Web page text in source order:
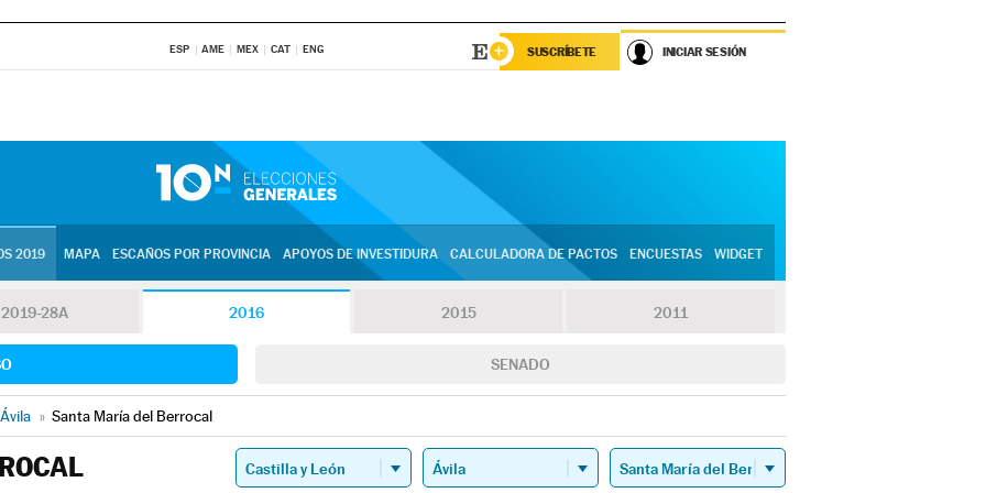
ESP AME MEX CAT ENG SUSCRÍBETE INICIAR SESIÓN
2019 MAPA ESCAÑOS POR PROVINCIA APOYOS DE INVESTIDURA CALCULADORA DE PACTOS ENCUESTAS WIDGET
2019-28A 2016 2015 2011
SENADO
Ávila » Santa María del Berrocal